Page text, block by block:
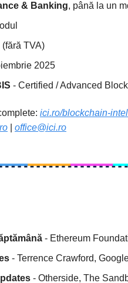
& Banking, până la un
TVA)
2025
- Certified / Advanced
ici.ro/blockchain-
office@ici.ro
- Ethereum
- Terrence Crawford,
- Otherside, The